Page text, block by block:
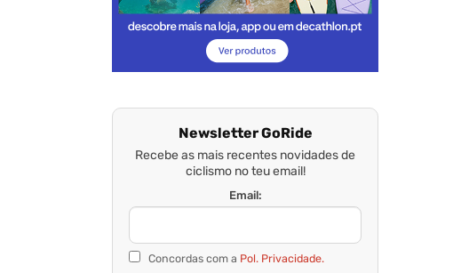
Newsletter GoRide
Recebe as mais recentes novidades de
ciclismo no teu email!
Email:
Concordas com a Pol. Privacidade.